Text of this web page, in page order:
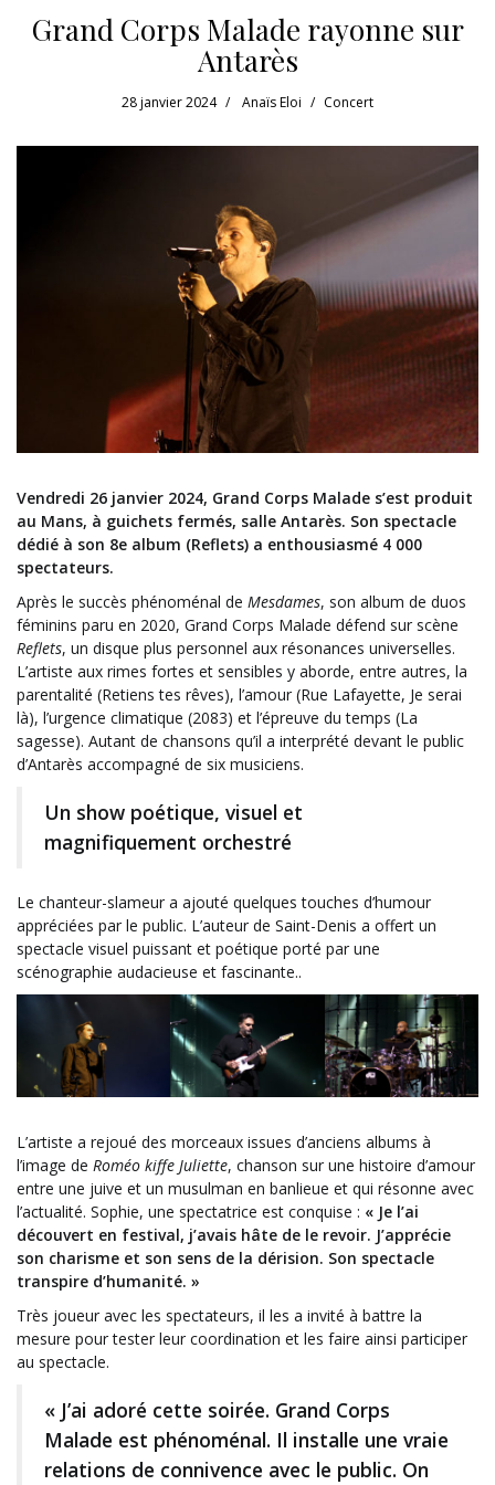
Grand Corps Malade rayonne sur
Antarès
28 janvier 2024 Anaïs Eloi Concert
Vendredi 26 janvier 2024, Grand Corps Malade s’est produit
au Mans, à guichets fermés, salle Antarès. Son spectacle
dédié à son 8e album (Reflets) a enthousiasmé 4 000
spectateurs.
Après le succès phénoménal de Mesdames, son album de duos
féminins paru en 2020, Grand Corps Malade défend sur scène
Reflets, un disque plus personnel aux résonances universelles.
L’artiste aux rimes fortes et sensibles y aborde, entre autres, la
parentalité (Retiens tes rêves), l’amour (Rue Lafayette, Je serai
là), l’urgence climatique (2083) et l’épreuve du temps (La
sagesse). Autant de chansons qu’il a interprété devant le public
d’Antarès accompagné de six musiciens.
Un show poétique, visuel et
magnifiquement orchestré
Le chanteur-slameur a ajouté quelques touches d’humour
appréciées par le public. L’auteur de Saint-Denis a offert un
spectacle visuel puissant et poétique porté par une
scénographie audacieuse et fascinante..
L’artiste a rejoué des morceaux issues d’anciens albums à
l’image de Roméo kiffe Juliette, chanson sur une histoire d’amour
entre une juive et un musulman en banlieue et qui résonne avec
l’actualité. Sophie, une spectatrice est conquise : « Je l’ai
découvert en festival, j’avais hâte de le revoir. J’apprécie
son charisme et son sens de la dérision. Son spectacle
transpire d’humanité. »
Très joueur avec les spectateurs, il les a invité à battre la
mesure pour tester leur coordination et les faire ainsi participer
au spectacle.
« J’ai adoré cette soirée. Grand Corps
Malade est phénoménal. Il installe une vraie
relations de connivence avec le public. On